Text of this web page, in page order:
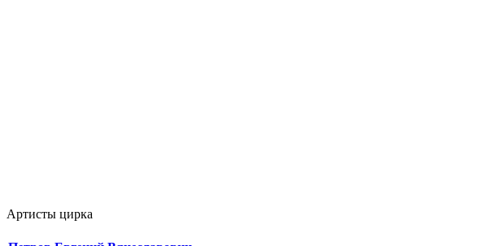
Артисты цирка